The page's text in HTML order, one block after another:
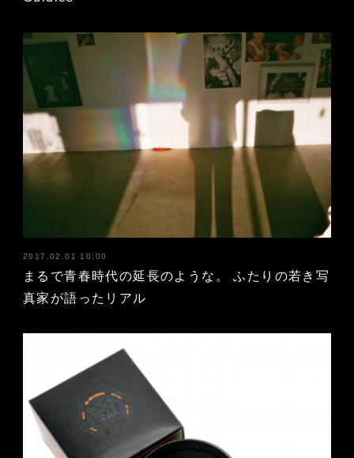
2017.02.01 10:00
まるで青春時代の延長のような。 ふたりの若き写
真家が語ったリアル